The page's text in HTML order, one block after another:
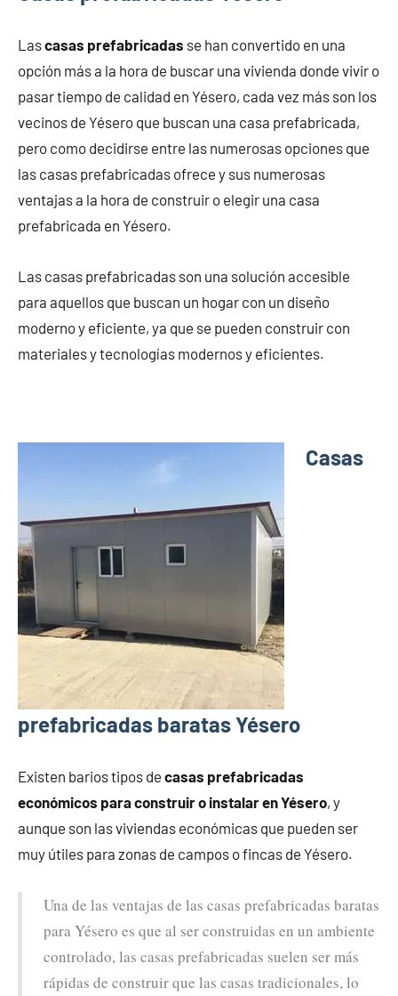
Lascasas prefabricadas se han convertido en una
opción más a la hora de buscar una vivienda donde vivir o
pasar tiempo de calidad en Yésero, cada vez más son los
vecinos de Yésero que buscan una casa prefabricada,
pero como decidirse entre las numerosas opciones que
las casas prefabricadas ofrece y sus numerosas
ventajas a la hora de construir o elegir una casa
prefabricada en Yésero.
Las casas prefabricadas son una solución accesible
para aquellos que buscan un hogar con un diseño
moderno y eficiente, ya que se pueden construir con
materiales y tecnologías modernos y eficientes.
Casas
prefabricadas baratas Yésero
Existen barios tipos de casas prefabricadas
económicos para construir o instalar en Yésero, y
aunque son las viviendas económicas que pueden ser
muy útiles para zonas de campos o fincas de Yésero.
Una de las ventajas de las casas prefabricadas baratas
para Yésero es que al ser construidas en un ambiente
controlado, las casas prefabricadas suelen ser más
rápidas de construir que las casas tradicionales, lo